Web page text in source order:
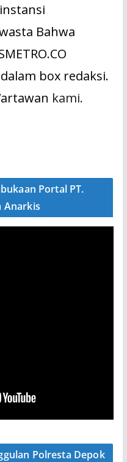
Bahwa
box redaksi.
kami.
Portal PT.
Anarkis
Polresta Depok